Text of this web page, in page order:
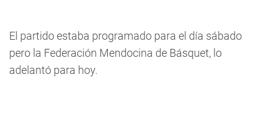
El partido estaba programado para el día sábado
pero la Federación Mendocina de Básquet, lo
adelantó para hoy.